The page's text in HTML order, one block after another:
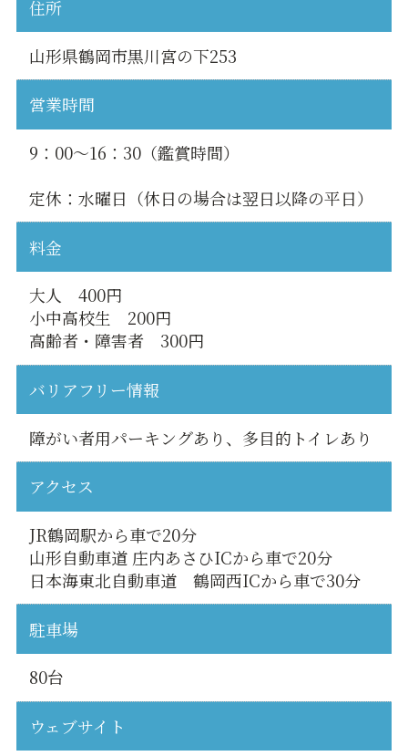
住所
山形県鶴岡市黒川宮の下253
営業時間
9：00〜16：30（鑑賞時間）
定休：水曜日（休日の場合は翌日以降の平日）
料金
大人 400円
小中高校生 200円
高齢者・障害者 300円
バリアフリー情報
障がい者用パーキングあり、多目的トイレあり
アクセス
JR鶴岡駅から車で20分
山形自動車道 庄内あさひICから車で20分
日本海東北自動車道 鶴岡西ICから車で30分
駐車場
80台
ウェブサイト